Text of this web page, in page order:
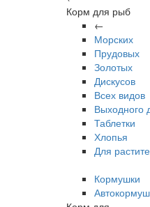
Корм для рыб
←
Морских
Прудовых
Золотых
Дискусов
Всех видов
Выходного
Таблетки
Хлопья
Для
Кормушки